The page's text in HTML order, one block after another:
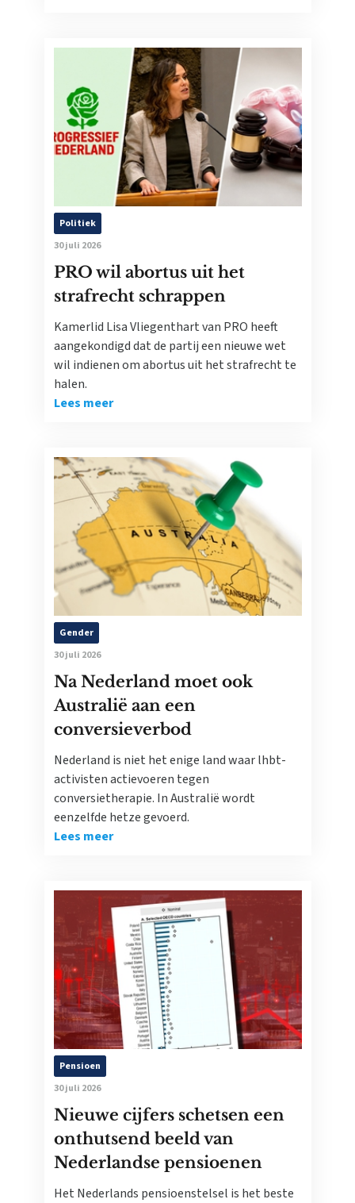
Politiek
30 juli 2026
PRO wil abortus uit het
strafrecht schrappen
Kamerlid Lisa Vliegenthart van PRO heeft
aangekondigd dat de partij een nieuwe wet
wil indienen om abortus uit het strafrecht te
halen.
Lees meer
Gender
30 juli 2026
Na Nederland moet ook
Australië aan een
conversieverbod
Nederland is niet het enige land waar lhbt-
activisten actievoeren tegen
conversietherapie. In Australië wordt
eenzelfde hetze gevoerd.
Lees meer
Pensioen
30 juli 2026
Nieuwe cijfers schetsen een
onthutsend beeld van
Nederlandse pensioenen
Het Nederlands pensioenstelsel is het beste